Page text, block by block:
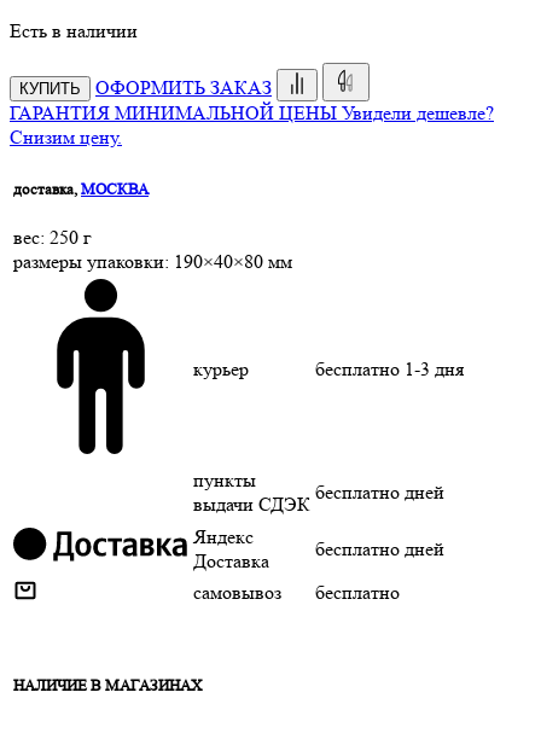
Есть в наличии
КУПИТЬ
ОФОРМИТЬ ЗАКАЗ
ГАРАНТИЯ МИНИМАЛЬНОЙ ЦЕНЫ Увидели дешевле?
Снизим цену.
доставка, МОСКВА
веc: 250 г
размеры упаковки: 190×40×80 мм
курьер бесплатно 1-3 дня
пункты
выдачи СДЭК
бесплатно дней
Яндекс
Доставка
бесплатно дней
самовывоз
бесплатно
НАЛИЧИЕ В МАГАЗИНАХ